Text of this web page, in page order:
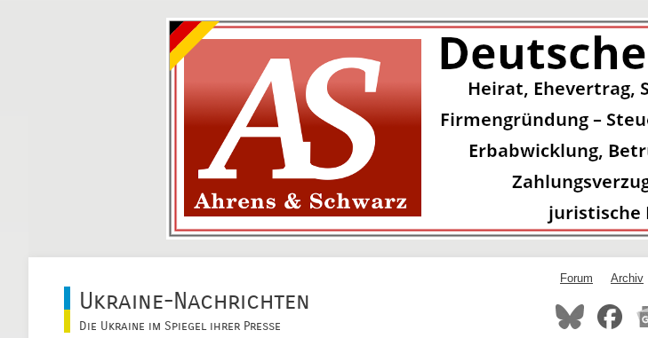
Ukraine-Nachrichten
Die Ukraine im Spiegel ihrer Presse
Forum Archiv